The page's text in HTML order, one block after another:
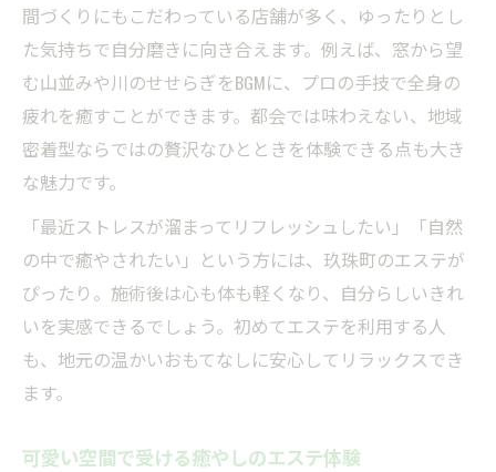
エステで実感する玖珠町ならではの美肌効
果
メンズエステでも叶う理想の肌ケア体験
アロママッサージで美肌に導くエステ
エステ個室で受ける丁寧な施術の魅力
大分県玖珠町ならではの癒しを求めてエステへ
玖珠町エステで出会う地元特有の癒し空間
地元産素材を活用したエステの魅力
エステで体感する玖珠町独自のリラックス
ジ
間づくりにもこだわっている店舗が多く、ゆったりとし
た気持ちで自分磨きに向き合えます。例えば、窓から望
む山並みや川のせせらぎをBGMに、プロの手技で全身の
疲れを癒すことができます。都会では味わえない、地域
密着型ならではの贅沢なひとときを体験できる点も大き
な魅力です。
「最近ストレスが溜まってリフレッシュしたい」「自然
の中で癒やされたい」という方には、玖珠町のエステが
ぴったり。施術後は心も体も軽くなり、自分らしいきれ
いを実感できるでしょう。初めてエステを利用する人
も、地元の温かいおもてなしに安心してリラックスでき
ます。
可愛い空間で受ける癒やしのエステ体験